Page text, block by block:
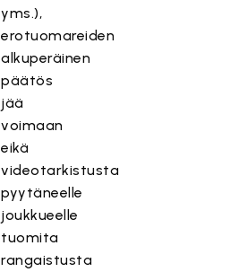
yms.),
erotuomareiden
alkuperäinen
päätös
jää
voimaan
eikä
videotarkistusta
pyytäneelle
joukkueelle
tuomita
rangaistusta